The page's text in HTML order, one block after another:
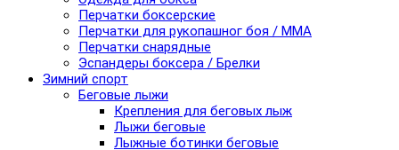
Перчатки боксерские
Перчатки для рукопашног боя / ММА
Перчатки снарядные
Эспандеры боксера / Брелки
Зимний спорт
Беговые лыжи
Крепления для беговых лыж
Лыжи беговые
Лыжные ботинки беговые